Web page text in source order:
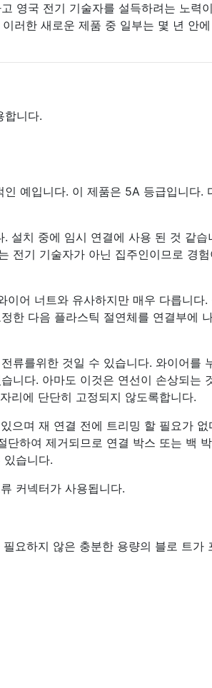
영국 전기 기술자를 설득하려는 노력
이러한 새로운 제품 중 일부는 몇 년 안
합니다.
예입니다. 이 제품은 5A 등급입니다.
설치 중에 임시 연결에 사용 된 것 같습
전기 기술자가 아닌 집주인이므로 경험
어 너트와 유사하지만 매우 다릅니다.
한 다음 플라스틱 절연체를 연결부에
류를위한 것일 수 있습니다. 와이어를
니다. 아마도 이것은 연선이 손상되는
리에 단단히 고정되지 않도록합니다.
으며 재 연결 전에 트리밍 할 필요가 없
하여 제거되므로 연결 박스 또는 백
습니다.
커넥터가 사용됩니다.
요하지 않은 충분한 용량의 블로 트가